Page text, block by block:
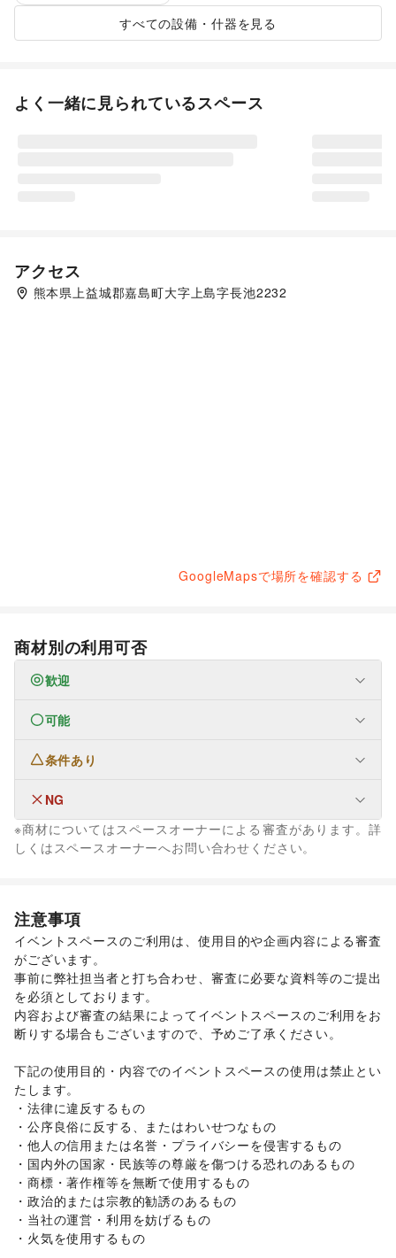
すべての設備・什器を見る
よく一緒に見られているスペース
アクセス
熊本県上益城郡嘉島町大字上島字長池2232
GoogleMapsで場所を確認する
商材別の利用可否
歓迎
なし可能
ファッション
ユニセックス
/ジュエリー・アクセサリー/メガネ・アイウェア/ 腕時計/
靴/バッグ・革小物/ファッション雑貨/ 和服・着物
軽食・ホットスナック
ワイン・洋酒/日本酒・焼酎・地酒/食材・調味料/
物産展・マルシェ
野菜・果物・生鮮食品/その他フード・飲食
インテリア・生活雑貨
インテリア/寝具・ベッド/ 家具・家電
キッチン雑貨・調理器具/掃除用品・生活便利品/ 文房具
園芸・ガーデニング/花・盆栽・ドライフラワー/
犬・猫・ペット
その他インテリア・生活雑貨
生活サービス
携帯キャリア・格安SIM/インターネット・プロバイダ
電気・ガス/ウォーターサーバー/
ハウスクリーニング・家事代行 /定期宅配/
リサイクル雑貨・古本/買取査定・金券
ギフト・プレゼント/冠婚葬祭/資格・習い事
住宅（購入・賃貸）/たばこ/修理・メンテナンス
就職・転職・求人/その他生活サービス
条件あり
なしNG
なし
※商材についてはスペースオーナーによる審査があります。詳
しくはスペースオーナーへお問い合わせください。
注意事項
イベントスペースのご利用は、使用目的や企画内容による審査
がございます。
事前に弊社担当者と打ち合わせ、審査に必要な資料等のご提出
を必須としております。
内容および審査の結果によってイベントスペースのご利用をお
断りする場合もございますので、予めご了承ください。
下記の使用目的・内容でのイベントスペースの使用は禁止とい
たします。
・法律に違反するもの
・公序良俗に反する、またはわいせつなもの
・他人の信用または名誉・プライバシーを侵害するもの
・国内外の国家・民族等の尊厳を傷つける恐れのあるもの
・商標・著作権等を無断で使用するもの
・政治的または宗教的勧誘のあるもの
・当社の運営・利用を妨げるもの
・火気を使用するもの